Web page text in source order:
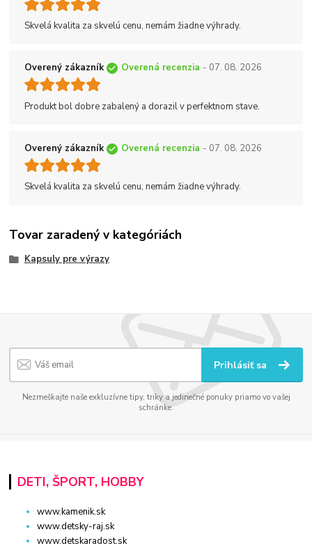
Skvelá kvalita za skvelú cenu, nemám žiadne výhrady.
Overený zákazník Overená recenzia - 07. 08. 2026
Produkt bol dobre zabalený a dorazil v perfektnom stave.
Overený zákazník Overená recenzia - 07. 08. 2026
Skvelá kvalita za skvelú cenu, nemám žiadne výhrady.
Tovar zaradený v kategóriách
Kapsuly pre výrazy
Prihlásiť sa
Nezmeškajte naše exkluzívne tipy, triky a jedinečné ponuky priamo vo vašej
schránke.
DETI, ŠPORT, HOBBY
www.kamenik.sk
www.detsky-raj.sk
www.detskaradost.sk